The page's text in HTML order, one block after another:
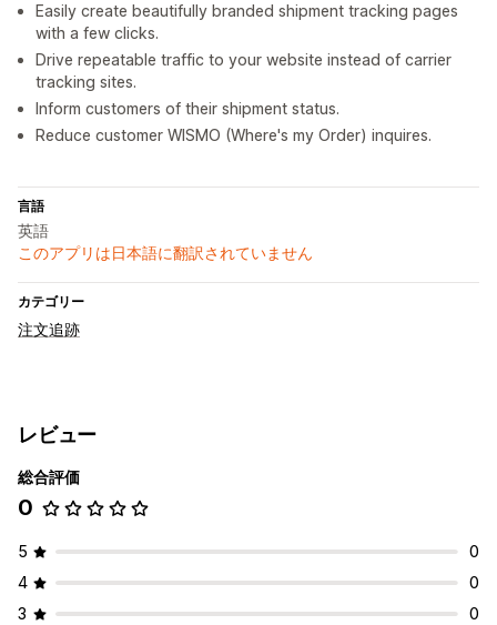
Easily create beautifully branded shipment tracking pages
with a few clicks.
Drive repeatable traffic to your website instead of carrier
tracking sites.
Inform customers of their shipment status.
Reduce customer WISMO (Where's my Order) inquires.
言語
英語
このアプリは日本語に翻訳されていません
カテゴリー
注文追跡
レビュー
総合評価
0
5
0
4
0
3
0